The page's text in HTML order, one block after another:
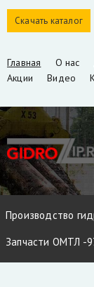
Скачать каталог
Главная О нас
Акции
Видео
Производство
Запчасти ОМТЛ -